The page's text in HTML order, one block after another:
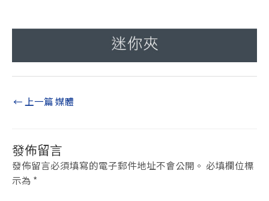
←上一篇 媒體
發佈留言
發佈留言必須填寫的電子郵件地址不會公開。 必填欄位標
示為 *